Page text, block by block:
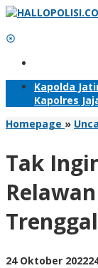
Lewati
konten
Kapolda
Kapolres
Homepage »
Tak
24 Oktober 2022